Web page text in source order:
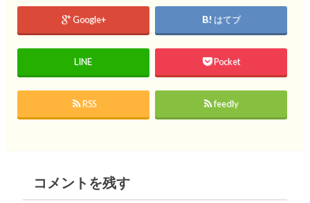
Google+ はてブ
LINE Pocket
RSS feedly
コメントを残す